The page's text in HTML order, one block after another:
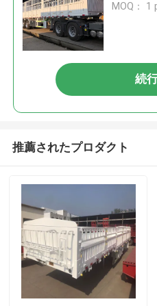
MOQ： 1
続
推薦されたプロダクト